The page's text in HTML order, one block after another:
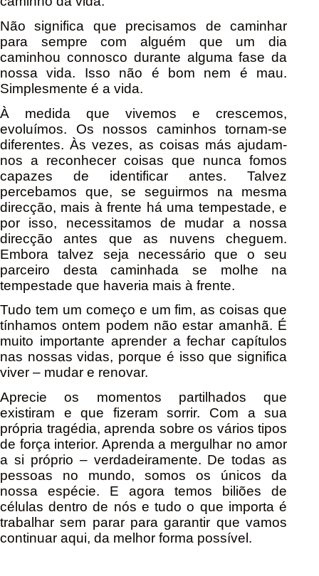
Não significa que precisamos de caminhar
para sempre com alguém que um dia
caminhou connosco durante alguma fase da
nossa vida. Isso não é bom nem é mau.
Simplesmente é a vida.
À medida que vivemos e crescemos,
evoluímos. Os nossos caminhos tornam-se
diferentes. Às vezes, as coisas más ajudam-
nos a reconhecer coisas que nunca fomos
capazes de identificar antes. Talvez
percebamos que, se seguirmos na mesma
direcção, mais à frente há uma tempestade, e
por isso, necessitamos de mudar a nossa
direcção antes que as nuvens cheguem.
Embora talvez seja necessário que o seu
parceiro desta caminhada se molhe na
tempestade que haveria mais à frente.
Tudo tem um começo e um fim, as coisas que
tínhamos ontem podem não estar amanhã. É
muito importante aprender a fechar capítulos
nas nossas vidas, porque é isso que significa
viver – mudar e renovar.
Aprecie os momentos partilhados que
existiram e que fizeram sorrir. Com a sua
própria tragédia, aprenda sobre os vários tipos
de força interior. Aprenda a mergulhar no amor
a si próprio – verdadeiramente. De todas as
pessoas no mundo, somos os únicos da
nossa espécie. E agora temos biliões de
células dentro de nós e tudo o que importa é
trabalhar sem parar para garantir que vamos
continuar aqui, da melhor forma possível.